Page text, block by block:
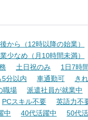
から（12時以降の始業）
少なめ（月10時間未満）
土日祝のみ 1日7時
5分以内 車通勤可 き
職場 派遣社員が就業中
PCスキル不要 英語力不
中 40代活躍中 50代